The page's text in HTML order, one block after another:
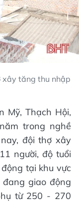
xây tăng thu nhập
Mỹ, Thạch Hội,
trong nghề
đội thợ xây
người, độ tuổi
tại khu vực
giao động
từ 250 - 270